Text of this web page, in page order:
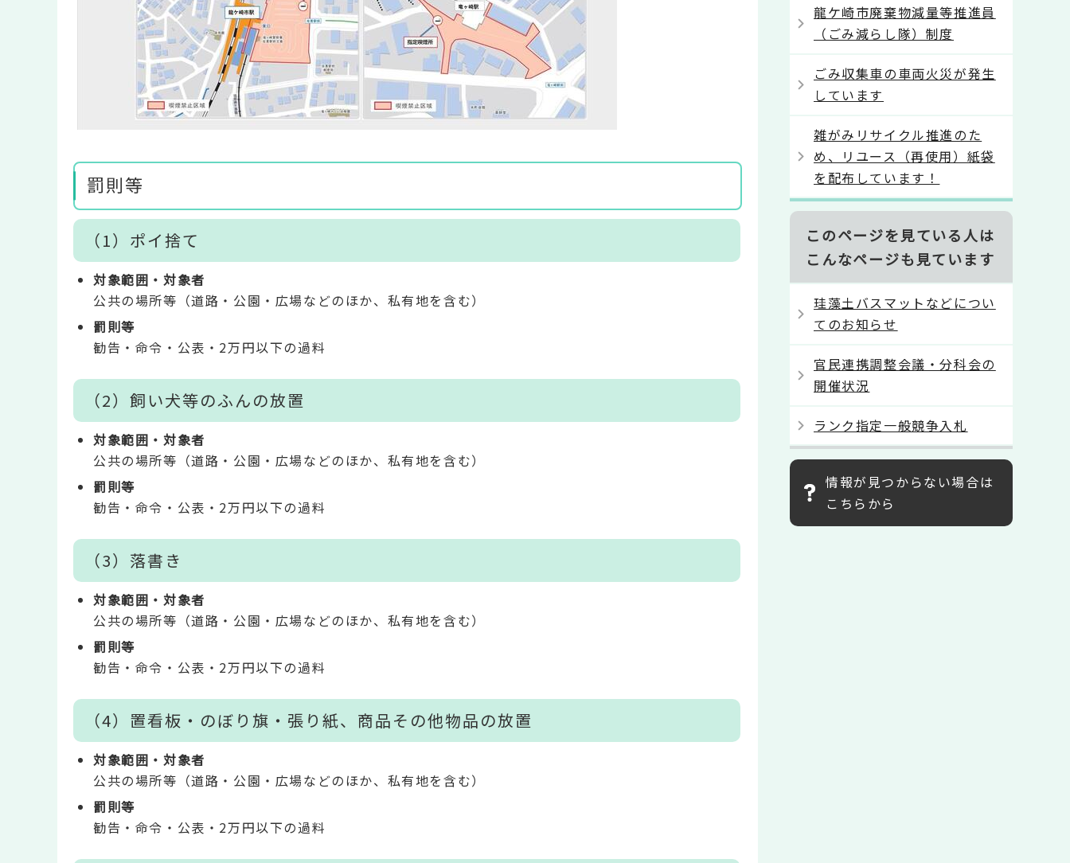
罰則等
（1）ポイ捨て
対象範囲・対象者
公共の場所等（道路・公園・広場などのほか、私有地を含む）
罰則等
勧告・命令・公表・2万円以下の過料
（2）飼い犬等のふんの放置
対象範囲・対象者
公共の場所等（道路・公園・広場などのほか、私有地を含む）
罰則等
勧告・命令・公表・2万円以下の過料
（3）落書き
対象範囲・対象者
公共の場所等（道路・公園・広場などのほか、私有地を含む）
罰則等
勧告・命令・公表・2万円以下の過料
（4）置看板・のぼり旗・張り紙、商品その他物品の放置
対象範囲・対象者
公共の場所等（道路・公園・広場などのほか、私有地を含む）
罰則等
勧告・命令・公表・2万円以下の過料
龍ケ崎市廃棄物減量等推進員
（ごみ減らし隊）制度
ごみ収集車の車両火災が発生
しています
雑がみリサイクル推進のた
め、リユース（再使用）紙袋
を配布しています！
このページを見ている人は
こんなページも見ています
珪藻土バスマットなどについ
てのお知らせ
官民連携調整会議・分科会の
開催状況
ランク指定一般競争入札
情報が見つからない場合は
こちらから